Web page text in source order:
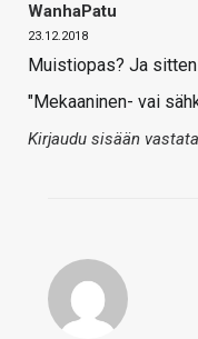
WanhaPatu
23.12.2018
Muistiopas? Ja
"Mekaaninen- vai
Kirjaudu sisään